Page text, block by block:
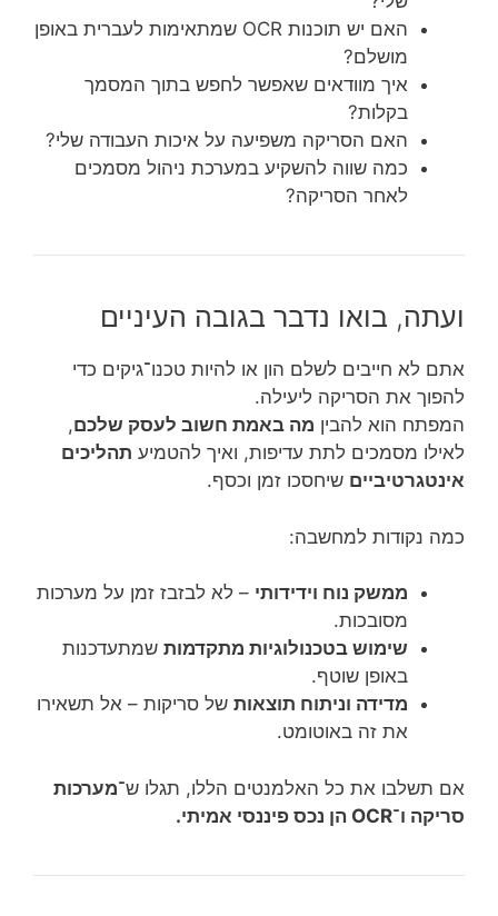
האם יש תוכנות OCR שמתאימות לעברית באופן
מושלם?
איך מוודאים שאפשר לחפש בתוך המסמך
בקלות?
האם הסריקה משפיעה על איכות העבודה שלי?
כמה שווה להשקיע במערכת ניהול מסמכים
לאחר הסריקה?
ועתה, בואו נדבר בגובה העיניים
אתם לא חייבים לשלם הון או להיות טכנו־גיקים כדי
להפוך את הסריקה ליעילה.
המפתח הוא להבין מה באמת חשוב לעסק שלכם,
לאילו מסמכים לתת עדיפות, ואיך להטמיע תהליכים
אינטגרטיביים שיחסכו זמן וכסף.
כמה נקודות למחשבה:
ממשק נוח וידידותי – לא לבזבז זמן על מערכות
מסובכות.
שימוש בטכנולוגיות מתקדמות שמתעדכנות
באופן שוטף.
מדידה וניתוח תוצאות של סריקות – אל תשאירו
את זה באוטומט.
אם תשלבו את כל האלמנטים הללו, תגלו ש־מערכות
סריקה ו־OCR הן נכס פיננסי אמיתי.